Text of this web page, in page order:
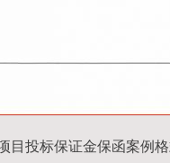
目投标保证金保函案例格